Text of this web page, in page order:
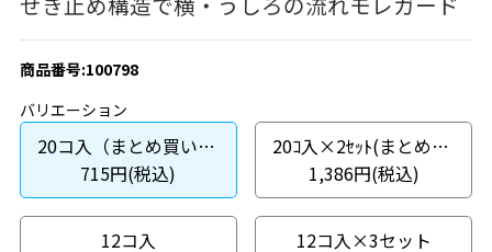
商品番号:100798
バリエーション
20コ入（まとめ買いパック）
715円(税込)
20ｺ入×2ｾｯﾄ(まとめ買いパック)
1,386円(税込)
12コ入
12コ入×3セット